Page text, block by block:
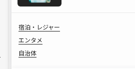
宿泊・レジャー
エンタメ
自治体